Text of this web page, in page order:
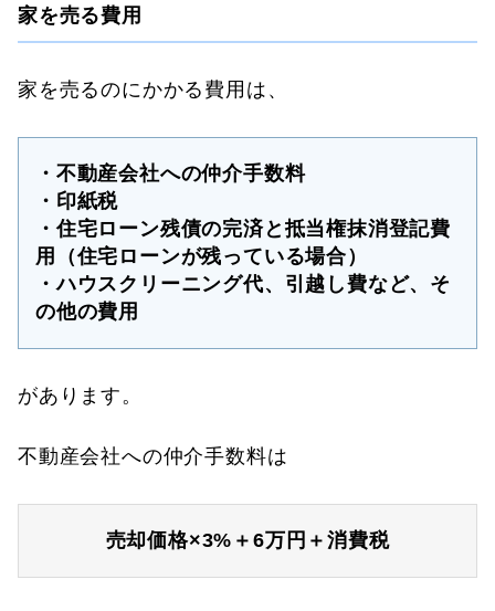
家を売る費用
家を売るのにかかる費用は、
・不動産会社への仲介手数料
・印紙税
・住宅ローン残債の完済と抵当権抹消登記費
用（住宅ローンが残っている場合）
・ハウスクリーニング代、引越し費など、そ
の他の費用
があります。
不動産会社への仲介手数料は
売却価格×3%＋6万円＋消費税